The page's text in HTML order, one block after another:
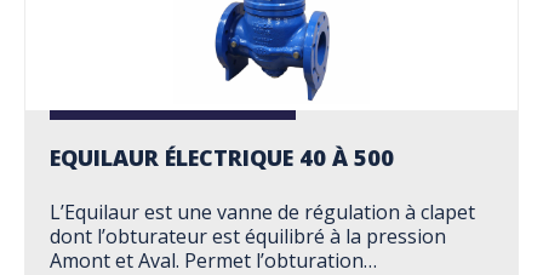
EQUILAUR ÉLECTRIQUE 40 À 500
L’Equilaur est une vanne de régulation à clapet
dont l’obturateur est équilibré à la pression
Amont et Aval. Permet l’obturation…